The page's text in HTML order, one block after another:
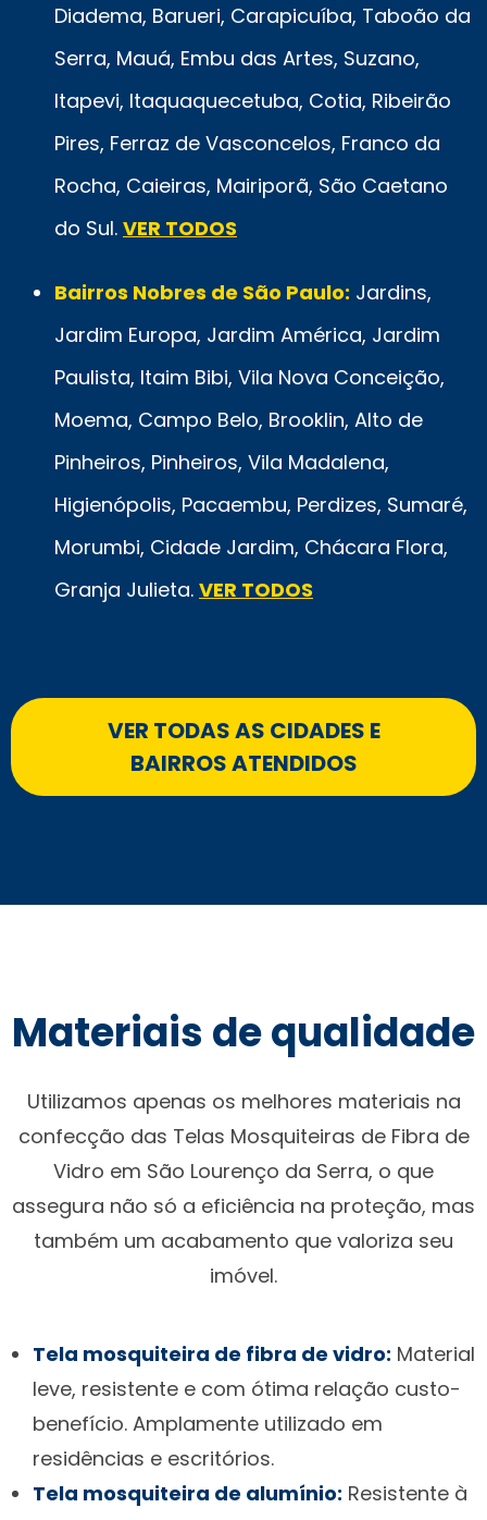
Diadema, Barueri, Carapicuíba, Taboão da
Serra, Mauá, Embu das Artes, Suzano,
Itapevi, Itaquaquecetuba, Cotia, Ribeirão
Pires, Ferraz de Vasconcelos, Franco da
Rocha, Caieiras, Mairiporã, São Caetano
do Sul. VER TODOS
Bairros Nobres de São Paulo: Jardins,
Jardim Europa, Jardim América, Jardim
Paulista, Itaim Bibi, Vila Nova Conceição,
Moema, Campo Belo, Brooklin, Alto de
Pinheiros, Pinheiros, Vila Madalena,
Higienópolis, Pacaembu, Perdizes, Sumaré,
Morumbi, Cidade Jardim, Chácara Flora,
Granja Julieta. VER TODOS
VER TODAS AS CIDADES E
BAIRROS ATENDIDOS
Materiais de qualidade
Utilizamos apenas os melhores materiais na
confecção das Telas Mosquiteiras de Fibra de
Vidro em São Lourenço da Serra, o que
assegura não só a eficiência na proteção, mas
também um acabamento que valoriza seu
imóvel.
Tela mosquiteira de fibra de vidro: Material
leve, resistente e com ótima relação custo-
benefício. Amplamente utilizado em
residências e escritórios.
Tela mosquiteira de alumínio: Resistente à